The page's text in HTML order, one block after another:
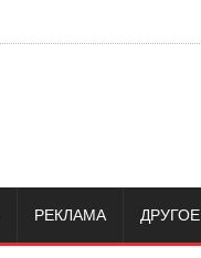
РЕКЛАМА ДРУГОЕ